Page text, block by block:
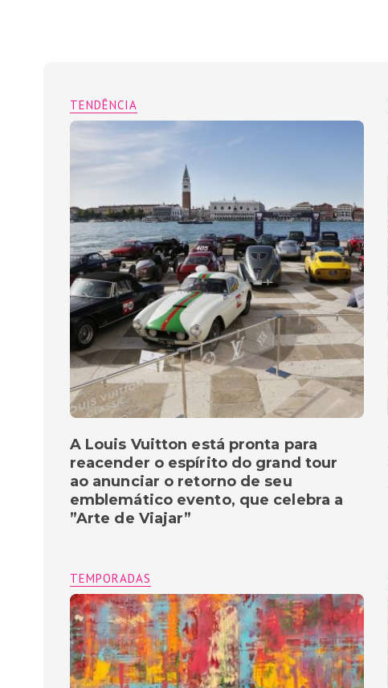
TENDÊNCIA
A Louis Vuitton está pronta para
reacender o espírito do grand tour
ao anunciar o retorno de seu
emblemático evento, que celebra a
”Arte de Viajar”
TEMPORADAS